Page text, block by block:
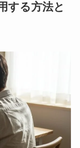
する方法と